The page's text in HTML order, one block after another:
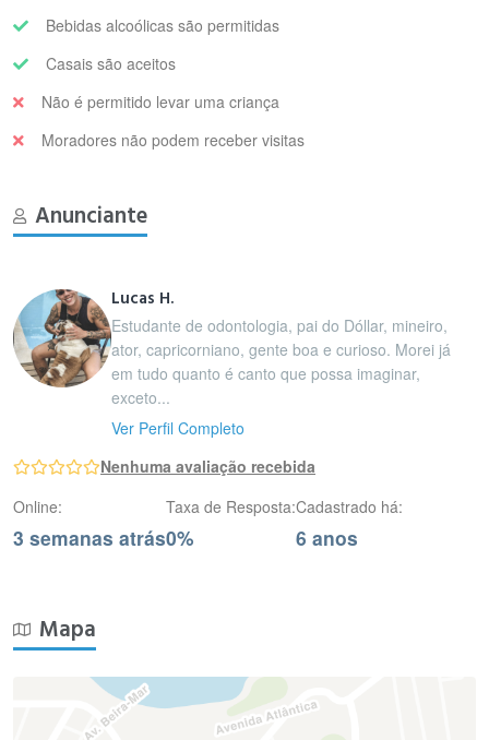
Bebidas alcoólicas são permitidas
Casais são aceitos
Não é permitido levar uma criança
Moradores não podem receber visitas
Anunciante
Lucas H.
Estudante de odontologia, pai do Dóllar, mineiro,
ator, capricorniano, gente boa e curioso. Morei já
em tudo quanto é canto que possa imaginar,
exceto...
Ver Perfil Completo
Nenhuma avaliação recebida
Online:
3 semanas atrás
Taxa de Resposta:
0%
Cadastrado há:
6 anos
Mapa